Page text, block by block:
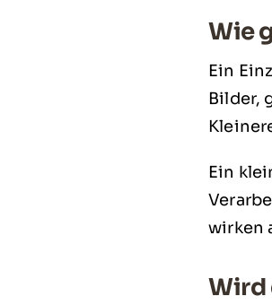
Wie
Ein
Bilder,
Ein
wirken
Wird